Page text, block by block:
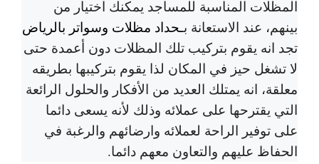
المظلات المناسبة للمساجد يمكنك اختيار من
بينهم، عند الاستعانة بـحداد مظلات وسواتر بالرياض
تجد انه يقوم بتركيب تلك المظلات دون أعمدة حتى
لا تشغل حيز في المكان لذا يقوم بتركيبها بطريقه
معلقة، انه يمتلك العديد من الأفكار والحلول الرائعة
التي يقترحها على عملائه وذلك لأنه يسعى دائما
على توفير الراحة لعملائه وارضائهم والرغبة في
الحفاظ عليهم والتعاون معهم دائما.